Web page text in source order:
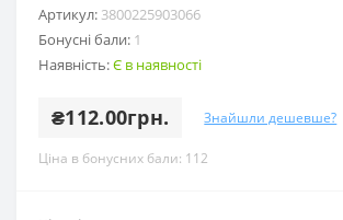
Артикул: 3800225903066
Бонусні бали: 1
Наявність:Є в наявності
₴112.00грн. Знайшли дешевше?
Ціна в бонусних бали: 112